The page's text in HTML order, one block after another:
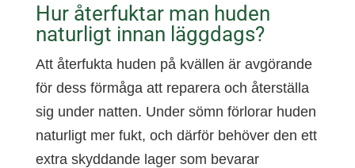
Hur återfuktar man huden
naturligt innan läggdags?
Att återfukta huden på kvällen är avgörande
för dess förmåga att reparera och återställa
sig under natten. Under sömn förlorar huden
naturligt mer fukt, och därför behöver den ett
extra skyddande lager som bevarar